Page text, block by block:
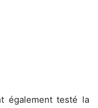
également testé la